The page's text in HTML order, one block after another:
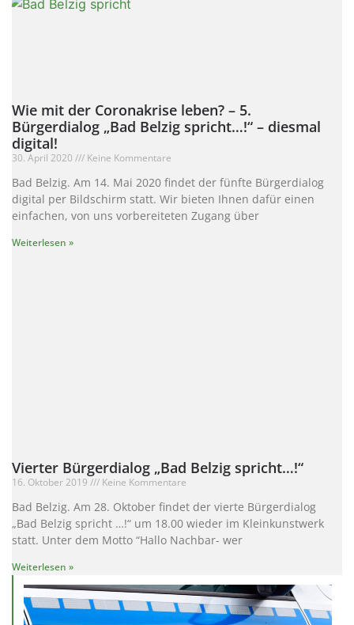
Wie mit der Coronakrise leben? – 5.
Bürgerdialog „Bad Belzig spricht…!“ – diesmal
digital!
30. April 2020 Keine Kommentare
Bad Belzig. Am 14. Mai 2020 findet der fünfte Bürgerdialog
digital per Bildschirm statt. Wir bieten Ihnen dafür einen
einfachen, von uns vorbereiteten Zugang über
Weiterlesen »
Vierter Bürgerdialog „Bad Belzig spricht…!“
16. Oktober 2019 Keine Kommentare
Bad Belzig. Am 28. Oktober findet der vierte Bürgerdialog
„Bad Belzig spricht …!“ um 18.00 wieder im Kleinkunstwerk
statt. Unter dem Motto “Hallo Nachbar- wer
Weiterlesen »